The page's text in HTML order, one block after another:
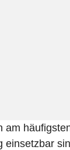
am
einsetzbar